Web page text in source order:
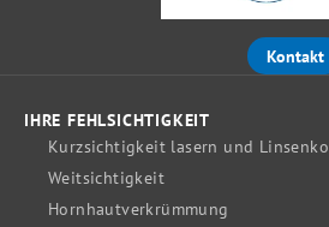
Kontakt
IHRE FEHLSICHTIGKEIT
Kurzsichtigkeit lasern und
Weitsichtigkeit
Hornhautverkrümmung